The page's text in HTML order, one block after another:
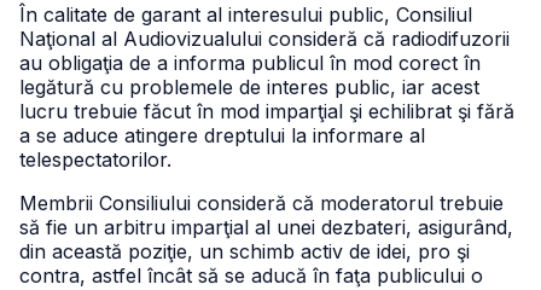
În calitate de garant al interesului public, Consiliul
Naţional al Audiovizualului consideră că radiodifuzorii
au obligaţia de a informa publicul în mod corect în
legătură cu problemele de interes public, iar acest
lucru trebuie făcut în mod imparţial şi echilibrat şi fără
a se aduce atingere dreptului la informare al
telespectatorilor.
Membrii Consiliului consideră că moderatorul trebuie
să fie un arbitru imparţial al unei dezbateri, asigurând,
din această poziţie, un schimb activ de idei, pro şi
contra, astfel încât să se aducă în faţa publicului o